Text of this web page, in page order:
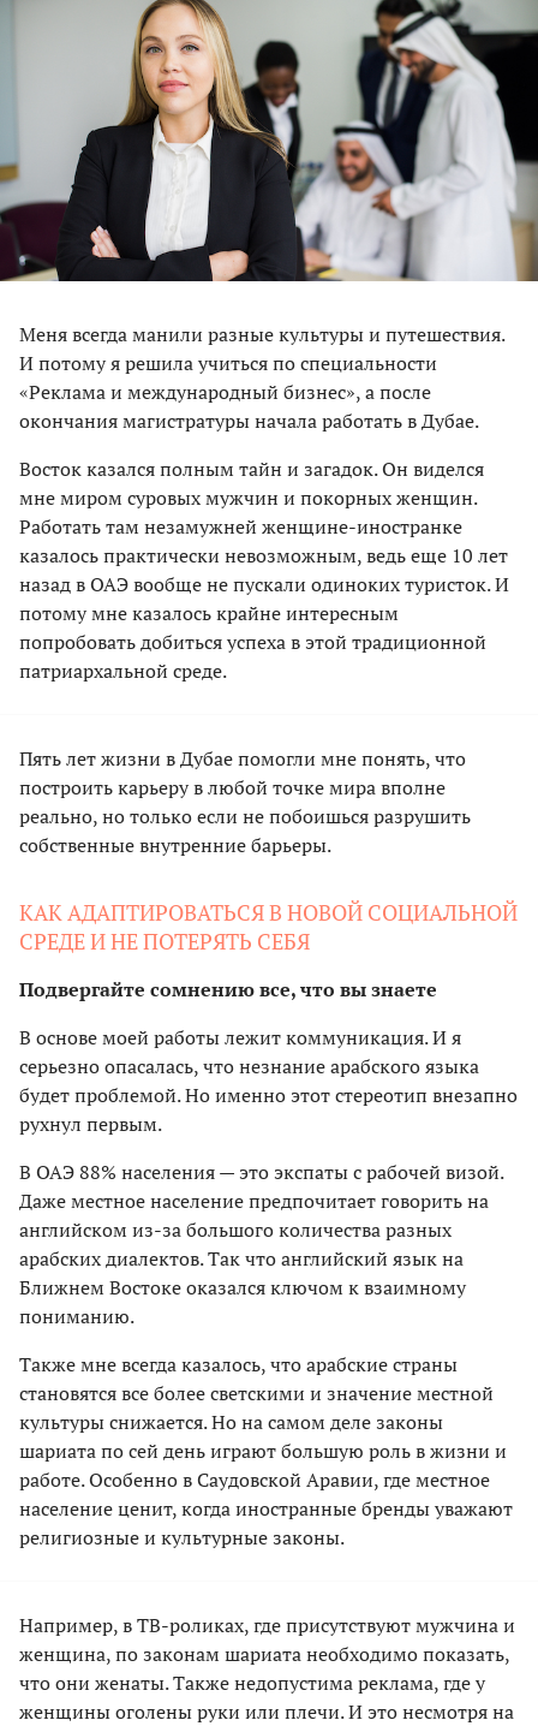
Меня всегда манили разные культуры и путешествия.
И потому я решила учиться по специальности
«Реклама и международный бизнес», а после
окончания магистратуры начала работать в Дубае.
Восток казался полным тайн и загадок. Он виделся
мне миром суровых мужчин и покорных женщин.
Работать там незамужней женщине-иностранке
казалось практически невозможным, ведь еще 10 лет
назад в ОАЭ вообще не пускали одиноких туристок. И
потому мне казалось крайне интересным
попробовать добиться успеха в этой традиционной
патриархальной среде.
Пять лет жизни в Дубае помогли мне понять, что
построить карьеру в любой точке мира вполне
реально, но только если не побоишься разрушить
собственные внутренние барьеры.
КАК АДАПТИРОВАТЬСЯ В НОВОЙ СОЦИАЛЬНОЙ
СРЕДЕ И НЕ ПОТЕРЯТЬ СЕБЯ
Подвергайте сомнению все, что вы знаете
В основе моей работы лежит коммуникация. И я
серьезно опасалась, что незнание арабского языка
будет проблемой. Но именно этот стереотип внезапно
рухнул первым.
В ОАЭ 88% населения — это экспаты с рабочей визой.
Даже местное население предпочитает говорить на
английском из-за большого количества разных
арабских диалектов. Так что английский язык на
Ближнем Востоке оказался ключом к взаимному
пониманию.
Также мне всегда казалось, что арабские страны
становятся все более светскими и значение местной
культуры снижается. Но на самом деле законы
шариата по сей день играют большую роль в жизни и
работе. Особенно в Саудовской Аравии, где местное
население ценит, когда иностранные бренды уважают
религиозные и культурные законы.
Например, в ТВ-роликах, где присутствуют мужчина и
женщина, по законам шариата необходимо показать,
что они женаты. Также недопустима реклама, где у
женщины оголены руки или плечи. И это несмотря на